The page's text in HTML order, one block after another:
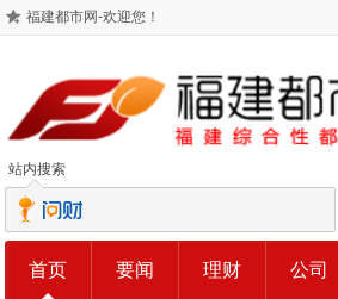
福建都市网-欢迎您！
站内搜索
首页 要闻 理财 公司